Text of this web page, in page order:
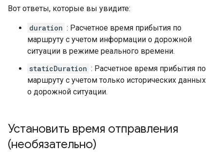
Вот ответы, которые вы увидите:
duration : Расчетное время прибытия по
маршруту с учетом информации о дорожной
ситуации в режиме реального времени.
staticDuration : Расчетное время прибытия по
маршруту с учетом только исторических данных
о дорожной ситуации.
Установить время отправления
(необязательно)